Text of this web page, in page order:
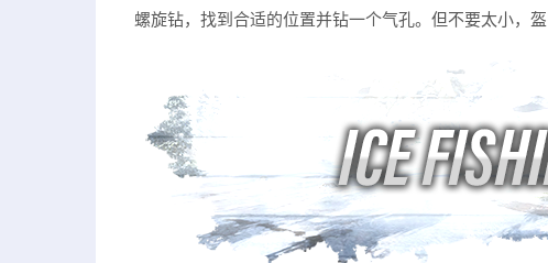
螺旋钻，找到合适的位置并钻一个气孔。但不要太小，